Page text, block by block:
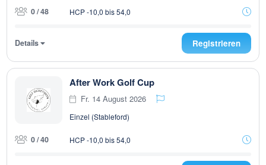
0 / 48 HCP -10,0 bis 54,0
Details Registrieren
After Work Golf Cup
Fr. 14 August 2026
Einzel (Stableford)
0 / 40 HCP -10,0 bis 54,0